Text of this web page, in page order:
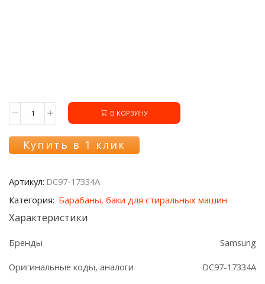
Количество
товара
Полубак
задний
стиральной
Samsung
В КОРЗИНУ
Купить в 1 клик
Артикул: DC97-17334A
Категория: Барабаны, баки для стиральных машин
Характеристики
Бренды Samsung
Оригинальные коды, аналоги DC97-17334A